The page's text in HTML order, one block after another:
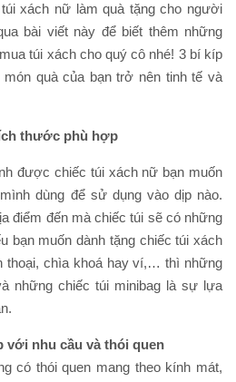
xách nữ làm quà tặng cho người
bài viết này để biết thêm những
túi xách cho quý cô nhé! 3 bí kíp
quà của bạn trở nên tinh tế và
thước phù hợp
được chiếc túi xách nữ bạn muốn
dùng để sử dụng vào dịp nào.
điểm đến mà chiếc túi sẽ có những
bạn muốn dành tặng chiếc túi xách
thoại, chìa khoá hay ví,… thì những
những chiếc túi minibag là sự lựa
với nhu cầu và thói quen
có thói quen mang theo kính mát,